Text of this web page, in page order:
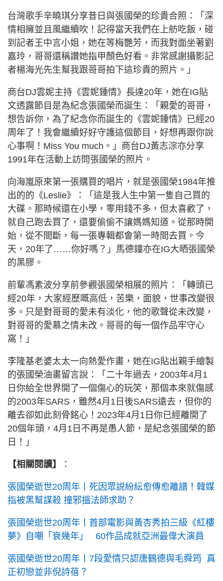
台灣歌手辛曉琪分享昔日與張國榮的珍貴合照：「深
情相擁並且風繼續吹！記得當天我們在上舫吃飯，碰
到記者王中言小姐，她在等梅艷芳，而我對面坐著劉
嘉玲，哥哥還稱讚她指甲顏色好看。非常感謝攝影記
者楊海光先生幫我跟哥哥拍下這珍貴的照片。」
商台DJ雲妮主持《雲妮鍾情》長達20年，她在IG貼
文透露節目是為紀念張國榮而誕生：「親愛的哥哥，
想告訴你，為了紀念你而誕生的《雲妮鍾情》已經20
周年了！我會繼續好好守護這個節目，好想再跟你說
心事啊！Miss You much。」商台DJ黃志淙亦分享
1991年在活動上訪問張國榮的照片。
向海嵐原來第一張購買的唱片，就是張國榮1984年推
出的的《Leslie》：「這是我人生中第一隻自己買的
大碟。那時候還在小學，零用錢不多，但太喜歡了，
就自己跑去買了，還要偷偷不讓媽媽知道。從那時開
始，從不間斷，每一張專輯都會第一時間去買。今
天，20年了……你好嗎？」馬德鐘亦在IG大晒張國榮
的黑膠。
前輩馮素波分享前參觀張國榮相展的照片：「轉頭已
經20年，大家經歷嘅高低，苦樂，面貌，世事改變很
多。只是對哥哥的愛未有淡化，他的歌聲從未改變，
對哥哥的愛慕之情未改。哥哥的每一個作品牢守心
窩！」
李隆基老婆太太一向熱愛作畫，她在IG貼出親手繪製
的張國榮油畫留言說：「二十年過去，2003年4月1
日你給全世界開了一個傷心的玩笑，那個本來就傷感
的2003年SARS，雖然4月1日後SARS遠去，但你的
離去卻如此刻骨銘心！2023年4月1日你已經離開了
20個年頭，4月1日不再是愚人節，是紀念張國榮的節
日！」
【相關閱讀】 ：
張國榮逝世20周年丨死因眾説紛紜愈傳愈離譜！韓媒
指被黑幫謀殺 撞邪搵法師求助？
張國榮逝世20周年丨首部電影與黃杏秀拍三級《紅樓
夢》自嘲「衰幾年」 60作品成就亞洲最偉大演員
張國榮逝世20周年丨7段愛情只認唐鶴德與毛舜筠 真
正初戀並非倪詩蓓？